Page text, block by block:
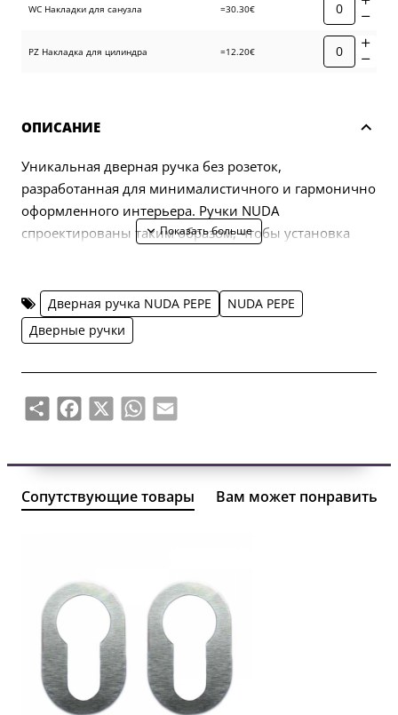
WC Накладки для санузла =30.30€
PZ Накладка для цилиндра =12.20€
ОПИСАНИЕ
Уникальная дверная ручка без розеток,
разработанная для минималистичного и гармонично
оформленного интерьера. Ручки NUDA
спроектированы таким образом, чтобы установка
минуты. Вы можете убедиться в этом, посмотрев это
видео. Для крепления ручки к двери требуется
отверстие диаметром Ø16 мм. Также возможна
мм. Лучше меньше, да лучше, NUDA - это
Доставка заказанного товара: 3-6 недель.
Гарантия: 24 месяца.
Дверная ручка NUDA PEPE
NUDA PEPE
Дверные ручки
ShareFacebook
X WhatsApp
Email
Сопутствующие товары Вам может понравиться